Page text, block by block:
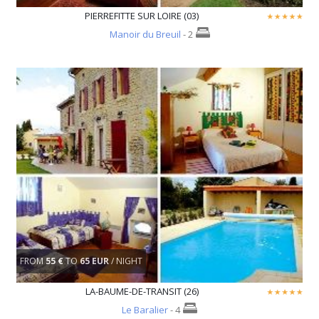
PIERREFITTE SUR LOIRE (03)
Manoir du Breuil - 2
FROM 55 €TO65 EUR/ NIGHT
LA-BAUME-DE-TRANSIT (26)
Le Baralier- 4